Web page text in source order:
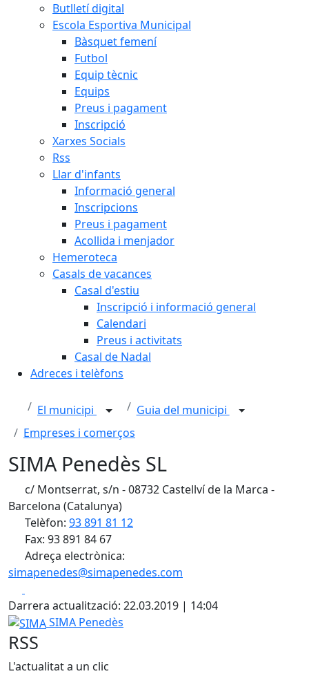
Butlletí digital
Escola Esportiva Municipal
Bàsquet femení
Futbol
Equip tècnic
Equips
Preus i pagament
Inscripció
Xarxes Socials
Rss
Llar d'infants
Informació general
Inscripcions
Preus i pagament
Acollida i menjador
Hemeroteca
Casals de vacances
Casal d'estiu
Inscripció i informació general
Calendari
Preus i activitats
Casal de Nadal
Adreces i telèfons
El municipi
Guia del municipi
Empreses i comerços
SIMA Penedès SL
c/ Montserrat, s/n - 08732 Castellví de la Marca -
Barcelona (Catalunya)
Telèfon: 93 891 81 12
Fax: 93 891 84 67
Adreça electrònica:
simapenedes@simapenedes.com
Darrera actualització: 22.03.2019 | 14:04
SIMA
SIMA Penedès
RSS
L'actualitat a un clic